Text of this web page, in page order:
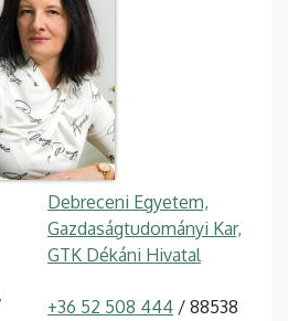
Debreceni Egyetem,
Gazdaságtudományi Kar,
GTK Dékáni Hivatal
+36 52 508 444 / 88538